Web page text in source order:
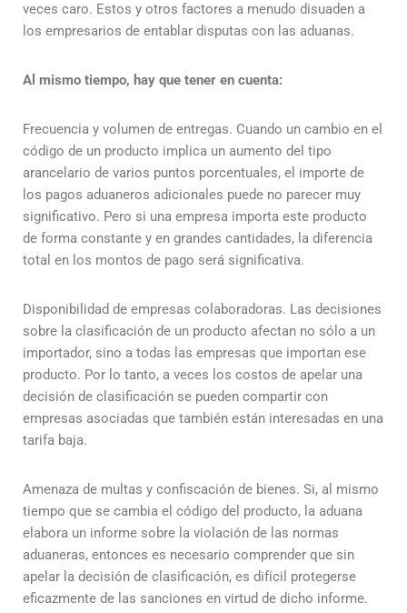
veces caro. Estos y otros factores a menudo disuaden a
los empresarios de entablar disputas con las aduanas.
Al mismo tiempo, hay que tener en cuenta:
Frecuencia y volumen de entregas. Cuando un cambio en el
código de un producto implica un aumento del tipo
arancelario de varios puntos porcentuales, el importe de
los pagos aduaneros adicionales puede no parecer muy
significativo. Pero si una empresa importa este producto
de forma constante y en grandes cantidades, la diferencia
total en los montos de pago será significativa.
Disponibilidad de empresas colaboradoras. Las decisiones
sobre la clasificación de un producto afectan no sólo a un
importador, sino a todas las empresas que importan ese
producto. Por lo tanto, a veces los costos de apelar una
decisión de clasificación se pueden compartir con
empresas asociadas que también están interesadas en una
tarifa baja.
Amenaza de multas y confiscación de bienes. Si, al mismo
tiempo que se cambia el código del producto, la aduana
elabora un informe sobre la violación de las normas
aduaneras, entonces es necesario comprender que sin
apelar la decisión de clasificación, es difícil protegerse
eficazmente de las sanciones en virtud de dicho informe.